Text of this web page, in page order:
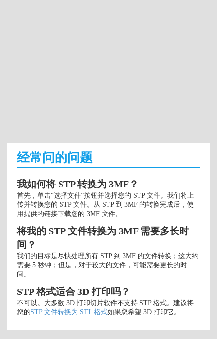
经常问的问题
我如何将 STP 转换为 3MF？
首先，单击“选择文件”按钮并选择您的 STP 文件。我们将上
传并转换您的 STP 文件。从 STP 到 3MF 的转换完成后，使
用提供的链接下载您的 3MF 文件。
将我的 STP 文件转换为 3MF 需要多长时
间？
我们的目标是尽快处理所有 STP 到 3MF 的文件转换；这大约
需要 5 秒钟；但是，对于较大的文件，可能需要更长的时
间。
STP 格式适合 3D 打印吗？
不可以。大多数 3D 打印切片软件不支持 STP 格式。建议将
您的STP 文件转换为 STL 格式如果您希望 3D 打印它。